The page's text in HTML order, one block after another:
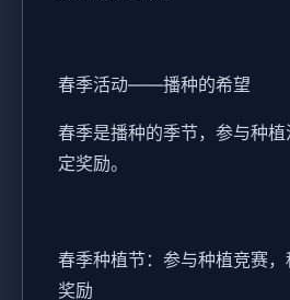
春季活动——播种的希望
春季是播种的季节，参与种
定奖励。
春季种植节：参与种植竞赛
奖励